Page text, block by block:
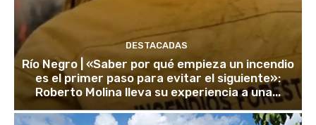
DESTACADAS
Río Negro | «Saber por qué empieza un incendio
es el primer paso para evitar el siguiente»:
Roberto Molina lleva su experiencia a una...